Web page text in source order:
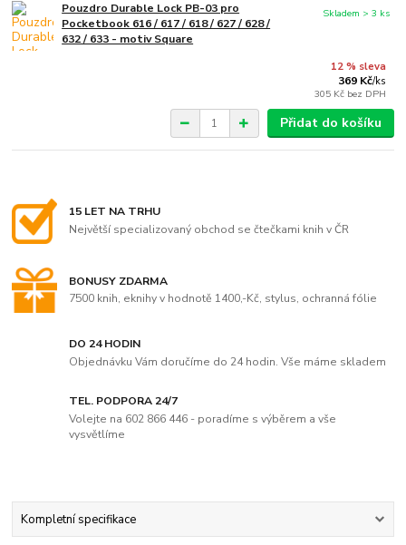
Pouzdro Durable Lock PB-03 pro
Pocketbook 616 / 617 / 618 / 627 / 628 /
632 / 633 - motiv Square
12 % sleva
369 Kč/ks
305 Kč bez DPH
Skladem > 3 ks
Přidat do košíku
15 LET NA TRHU
Největší specializovaný obchod se čtečkami knih v ČR
BONUSY ZDARMA
7500 knih, eknihy v hodnotě 1400,-Kč, stylus, ochranná fólie
DO 24 HODIN
Objednávku Vám doručíme do 24 hodin. Vše máme skladem
TEL. PODPORA 24/7
Volejte na 602 866 446 - poradíme s výběrem a vše
vysvětlíme
Kompletní specifikace